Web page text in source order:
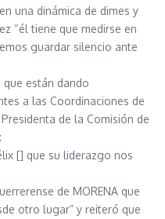
una dinámica de dimes y
“él tiene que medirse en
guardar silencio ante
están dando
a las Coordinaciones de
de la Comisión de
[] que su liderazgo nos
de MORENA que
otro lugar” y reiteró que